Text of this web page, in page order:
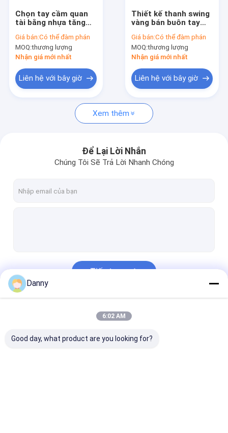
Yêu cầu báo giá
Kim loại quan tài xử lý
Casket Swing Bar
Phần Casket
Trang trí tang lễ Urns
Chọn tay cầm quan
tài bằng nhựa tăng
phủ kim loại hóa vàng
P9006
Giá bán:Có thể đàm phán
MOQ:thương lượng
Nhận giá mới nhất
Liên hệ với bây giờ
Thiết kế thanh swing
vàng bán buôn tay
thước vật liệu thân
thiện với môi trường
P9007
Giá bán:Có thể đàm phán
MOQ:thương lượng
Nhận giá mới nhất
Liên hệ với bây giờ
Xem thêm
Để Lại Lời Nhắn
Chúng Tôi Sẽ Trả Lời Nhanh Chóng
Tiếp tục
Danh Mục Của Chúng Tôi
Danny
6:02 AM
Good day, what product are you looking for?